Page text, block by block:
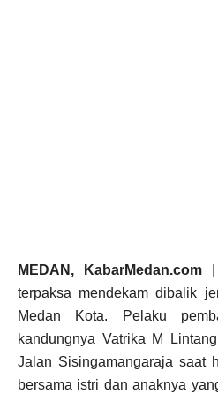
MEDAN, KabarMedan.com |
terpaksa mendekam dibalik
Medan Kota. Pelaku
kandungnya Vatrika M
Jalan Sisingamangaraja saat
bersama istri dan anaknya